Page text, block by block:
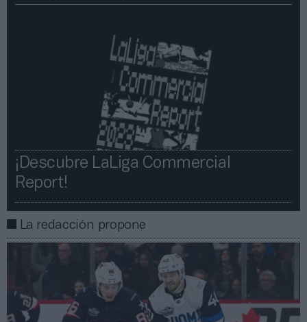
¡Descubre LaLiga Commercial
Report!​​
La redacción propone